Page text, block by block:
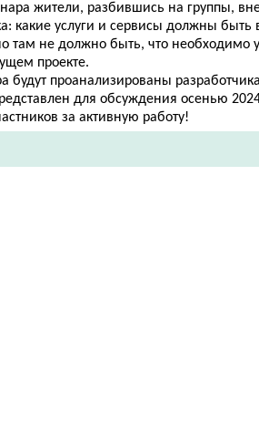
жители, разбившись на группы,
какие услуги и сервисы должны быть
там не должно быть, что необходимо
проекте.
будут проанализированы
для обсуждения осенью
за активную работу!